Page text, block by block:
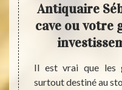
Antiquaire
cave ou votre
Il est vrai que les
surtout destiné au